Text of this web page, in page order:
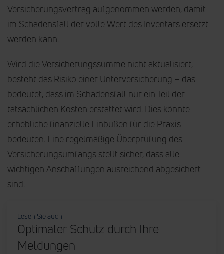
Versicherungsvertrag aufgenommen werden, damit
im Schadensfall der volle Wert des Inventars ersetzt
werden kann.
Wird die Versicherungssumme nicht aktualisiert,
besteht das Risiko einer Unterversicherung – das
bedeutet, dass im Schadensfall nur ein Teil der
tatsächlichen Kosten erstattet wird. Dies könnte
erhebliche finanzielle Einbußen für die Praxis
bedeuten. Eine regelmäßige Überprüfung des
Versicherungsumfangs stellt sicher, dass alle
wichtigen Anschaffungen ausreichend abgesichert
sind.
Lesen Sie auch
Optimaler Schutz durch Ihre
Meldungen